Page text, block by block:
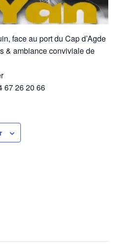
face au port du Cap d’Agde
& ambiance conviviale de
67 26 20 66